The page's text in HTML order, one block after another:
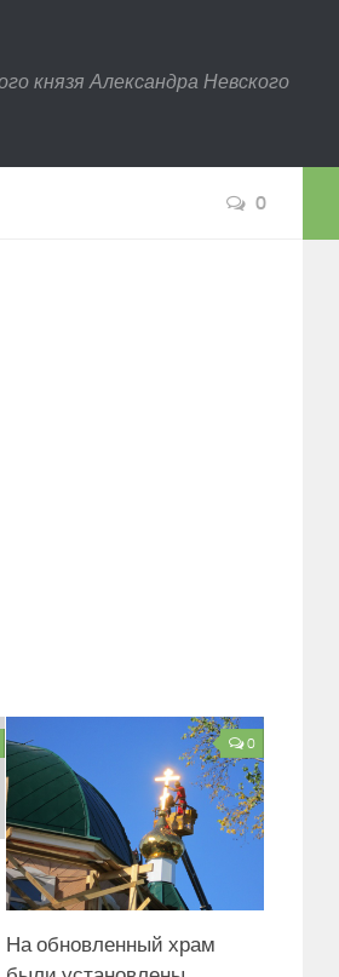
князя Александра Невского
0
0
На обновленный храм